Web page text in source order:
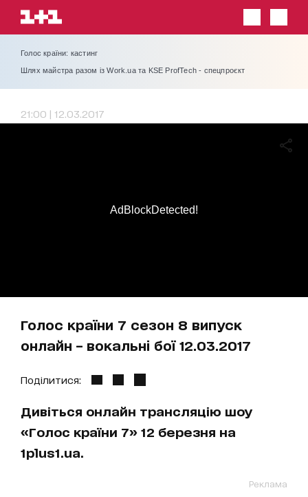
Голос країни: кастинг
Шлях майстра разом із Work.ua та KSE ProfTech - спецпроєкт
21:00 | 12.03.2017
Голос країни 7 сезон 8 випуск
онлайн – вокальні бої 12.03.2017
AdBlockDetected!
Поділитися:
Дивіться онлайн трансляцію шоу
«Голос країни 7» 12 березня на
1plus1.ua.
Реклама